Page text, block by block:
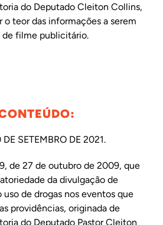
do Deputado Cleiton Collins,
teor das informações a serem
de filme publicitário.
SETEMBRO DE 2021.
de 27 de outubro de 2009, que
da divulgação de
de drogas nos eventos que
providências, originada de
do Deputado Pastor Cleiton